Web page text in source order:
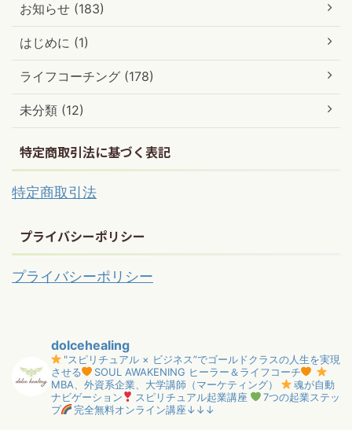
お知らせ (183)
はじめに (1)
ライフコーチング (178)
未分類 (12)
特定商取引法に基づく表記
特定商取引法
プライバシーポリシー
プライバシーポリシー
dolcehealing
"スピリチュアル × ビジネス”でゴールドクラスの人生を実現
させる
SOUL AWAKENING ヒーラー＆ライフコーチ
MBA、外資系企業、大学講師（マーケティング）
魂が自動
ナビゲーション
スピリチュアル起業講座
7つの起業ステッ
プ
完全無料オンライン講座↓↓↓